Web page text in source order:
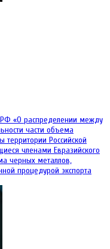
«О распределении между
части объема
Российской
членами Евразийского
черных металлов,
процедурой экспорта